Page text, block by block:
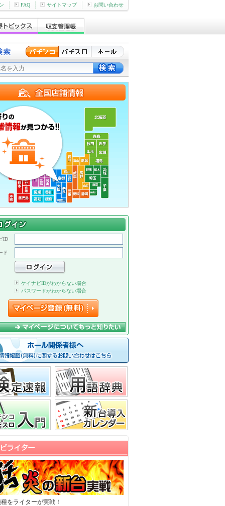
FAQ サイトマップ お問い合わせ
ID
ド
ケイナビIDがわからない場合
パスワードがわからない場合
をライターが実戦！